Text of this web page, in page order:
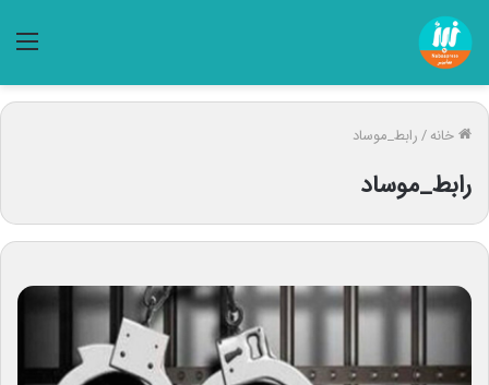
خانه/رابط_موساد
رابط_موساد